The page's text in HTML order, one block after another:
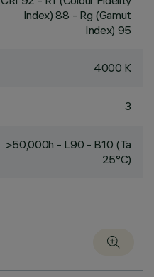
Index) 88 - Rg (Gamut
Index) 95
4000 K
3
>50,000h - L90 - B10 (Ta
25°C)